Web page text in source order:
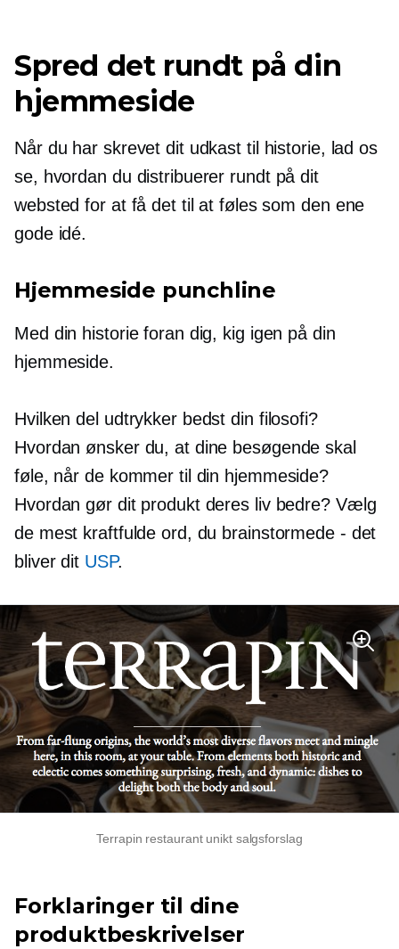
Spred det rundt på din
hjemmeside
Når du har skrevet dit udkast til historie, lad os
se, hvordan du distribuerer rundt på dit
websted for at få det til at føles som den ene
gode idé.
Hjemmeside punchline
Med din historie foran dig, kig igen på din
hjemmeside.
Hvilken del udtrykker bedst din filosofi?
Hvordan ønsker du, at dine besøgende skal
føle, når de kommer til din hjemmeside?
Hvordan gør dit produkt deres liv bedre? Vælg
de mest kraftfulde ord, du brainstormede - det
bliver dit USP.
Terrapin restaurant unikt salgsforslag
Forklaringer til dine
produktbeskrivelser